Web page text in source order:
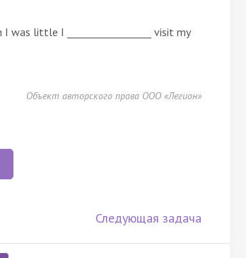
was little I _________________ visit my
Объект авторского права ООО «Легион»
Следующая задача